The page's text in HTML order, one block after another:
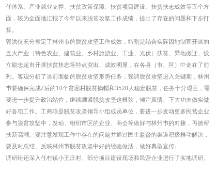
任体系、产业就业支撑、扶贫政策保障、扶贫项目建设、扶贫扶志成效等五个方
面，较为全面地汇报了今年以来脱贫攻坚工作成绩，提出了存在的问题和下步打
算。
郭洪侠充分肯定了林州市的脱贫攻坚工作成效，特别是结合实际因地制宜开展的
五大产业（特色农业、建筑业、乡村旅游业、工业、光伏）扶贫、异地搬迁、设
立励志超市开展扶贫扶志等特点突出、成效明显，在各县（市、区）中走在了前
列。客观分析了当前面临的脱贫攻坚形势任务，强调脱贫攻坚进入关键期，林州
市要确保完成Z后的10个贫困村脱贫摘帽和3520人稳定脱贫，任务十分艰巨，需
要进一步提升政治站位，继续绷紧脱贫攻坚这根弦，倾注真情、下大功夫做实做
好各项工作。工商联是脱贫攻坚领导小组成员单位，要进一步发动更多民营企业
参与脱贫攻坚中，发动、组织市区的企业、商会等做好与林州市的对接，再掀帮
扶新高潮。要注意发现工作中存在的问题并通过民主监督的渠道积极推动解决，
要及时总结、反映林州市脱贫攻坚中好的经验做法，做好典型宣传。
调研组还深入任村镇小王庄村、部分项目建设现场和民营企业进行了实地调研。